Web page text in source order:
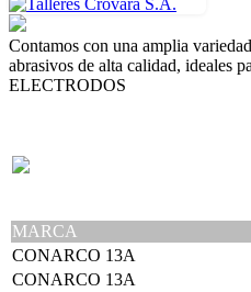
Contamos con una amplia
abrasivos de alta calidad, ideales
ELECTRODOS
MARCA
CONARCO 13A
CONARCO 13A